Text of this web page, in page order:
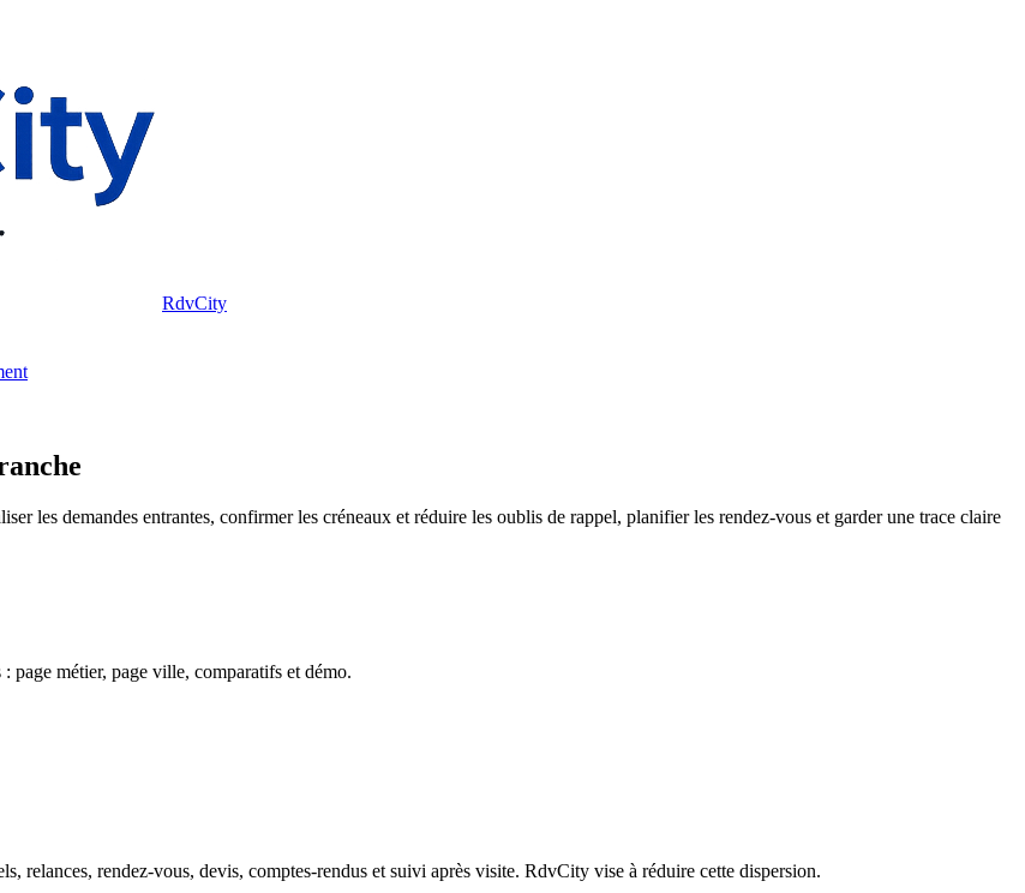
RdvCity
les demandes entrantes, confirmer les créneaux et réduire les oublis de rappel, planifier les rendez-vous et garder une trace claire
page métier, page ville, comparatifs et démo.
relances, rendez-vous, devis, comptes-rendus et suivi après visite. RdvCity vise à réduire cette dispersion.